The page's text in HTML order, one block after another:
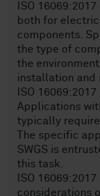
ISO
both for
components.
the type of
the
installation and
ISO
Applications
typically
The specific
SWGS is
this task.
ISO
considerations